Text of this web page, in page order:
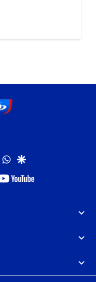
twitterwhatsapp
google
youtube-